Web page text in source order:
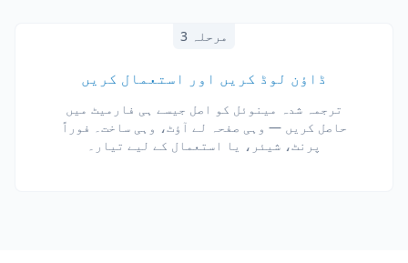
مرحلہ 3
ڈاؤن لوڈ کریں اور استعمال کریں
ترجمہ شدہ مینوئل کو اصل جیسے ہی فارمیٹ میں
حاصل کریں — وہی صفحہ لے آؤٹ، وہی ساخت۔ فوراً
پرنٹ، شیئر، یا استعمال کے لیے تیار۔